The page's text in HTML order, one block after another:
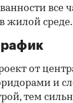
все
жилой среде.
от
и
тем